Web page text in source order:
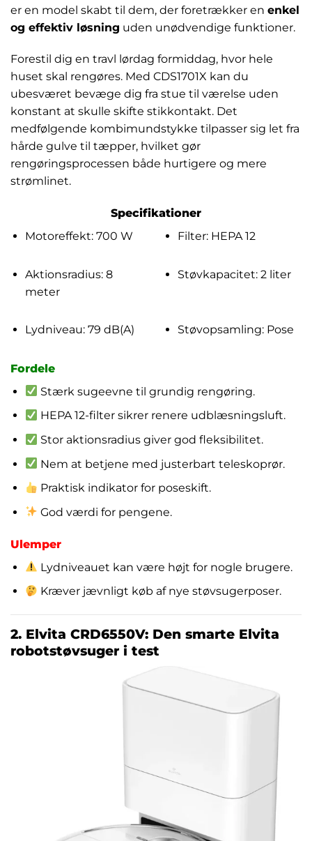
er en model skabt til dem, der foretrækker en enkel
og effektiv løsning uden unødvendige funktioner.
Forestil dig en travl lørdag formiddag, hvor hele
huset skal rengøres. Med CDS1701X kan du
ubesværet bevæge dig fra stue til værelse uden
konstant at skulle skifte stikkontakt. Det
medfølgende kombimundstykke tilpasser sig let fra
hårde gulve til tæpper, hvilket gør
rengøringsprocessen både hurtigere og mere
strømlinet.
Specifikationer
Motoreffekt: 700 W
Filter: HEPA 12
Aktionsradius: 8
meter
Støvkapacitet: 2 liter
Lydniveau: 79 dB(A) Støvopsamling: Pose
Fordele
Stærk sugeevne til grundig rengøring.
HEPA 12-filter sikrer renere udblæsningsluft.
Stor aktionsradius giver god fleksibilitet.
Nem at betjene med justerbart teleskoprør.
Praktisk indikator for poseskift.
God værdi for pengene.
Ulemper
Lydniveauet kan være højt for nogle brugere.
Kræver jævnligt køb af nye støvsugerposer.
2. Elvita CRD6550V: Den smarte Elvita
robotstøvsuger i test